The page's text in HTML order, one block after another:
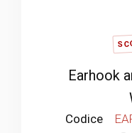
Earhook
Codice